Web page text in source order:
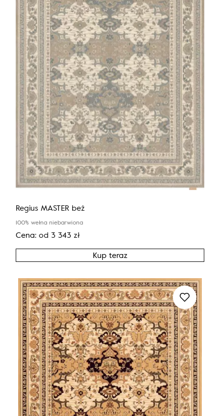
Regius MASTER beż
100% wełna niebarwiona
Cena: od 3 343 zł
Kup teraz